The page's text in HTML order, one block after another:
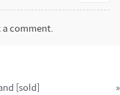
comment.
[sold]
»